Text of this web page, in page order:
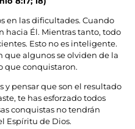
en las dificultades. Cuando
hacia Él. Mientras tanto, todo
Esto no es inteligente.
que algunos se olviden de la
que conquistaron.
y pensar que son el resultado
te has esforzado todos
conquistas no tendrán
Espíritu de Dios.